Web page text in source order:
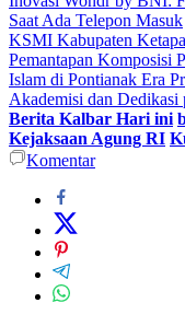
Saat Ada Telepon Masuk
KSMI Kabupaten
Pemantapan Komposisi
Islam di Pontianak Era
Akademisi dan Dedikasi
Berita Kalbar Hari ini
Kejaksaan Agung RI
Komentar